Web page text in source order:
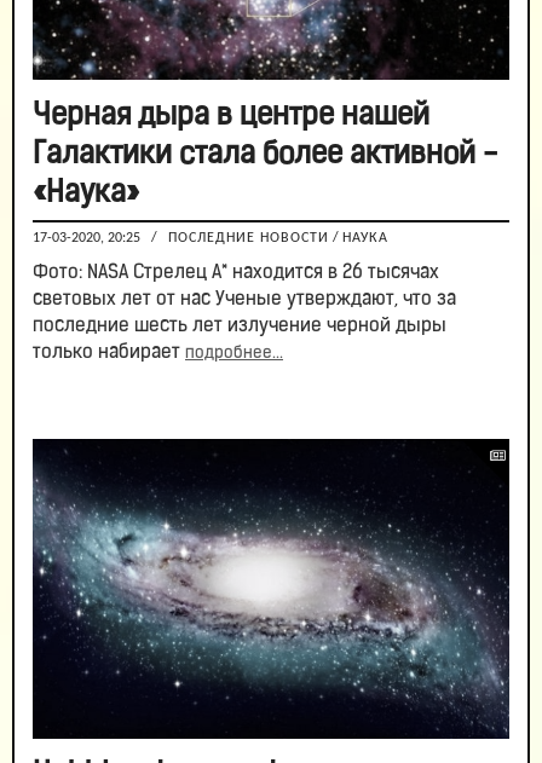
Черная дыра в центре нашей
Галактики стала более активной -
«Наука»
17-03-2020, 20:25 / ПОСЛЕДНИЕ НОВОСТИ / НАУКА
Фото: NASA Стрелец А* находится в 26 тысячах
световых лет от нас Ученые утверждают, что за
последние шесть лет излучение черной дыры
только набирает подробнее...